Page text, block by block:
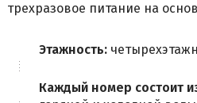
трехразовое питание на
Этажность:
Каждый номер состоит